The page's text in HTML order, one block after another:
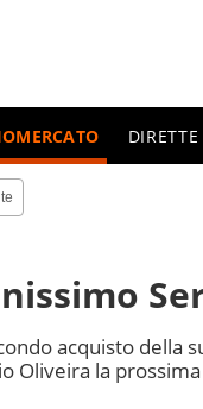
DIRETTE
acquisto della
Oliveira la